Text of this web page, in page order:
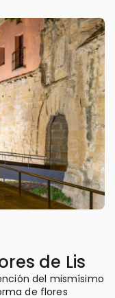
de Lis
del mismísimo
de flores